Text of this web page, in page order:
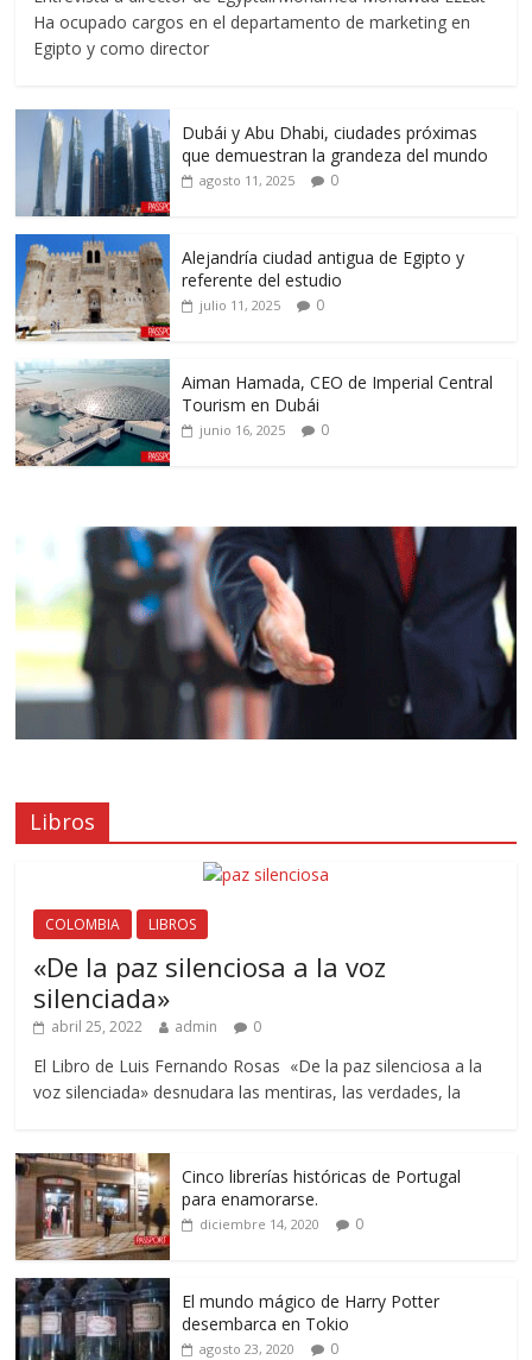
Ha ocupado cargos en el departamento de marketing en
Egipto y como director
Dubái y Abu Dhabi, ciudades próximas
que demuestran la grandeza del mundo
agosto 11, 2025 0
Alejandría ciudad antigua de Egipto y
referente del estudio
julio 11, 2025 0
Aiman Hamada, CEO de Imperial Central
Tourism en Dubái
junio 16, 2025 0
Libros
COLOMBIA LIBROS
«De la paz silenciosa a la voz
silenciada»
abril 25, 2022 admin 0
El Libro de Luis Fernando Rosas «De la paz silenciosa a la
voz silenciada» desnudara las mentiras, las verdades, la
Cinco librerías históricas de Portugal
para enamorarse.
diciembre 14, 2020 0
El mundo mágico de Harry Potter
desembarca en Tokio
agosto 23, 2020 0